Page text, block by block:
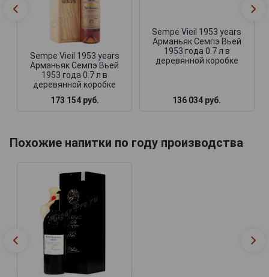
Sempe Vieil 1953 years
Арманьяк Семпэ Вьей
1953 года 0.7 л в
деревянной коробке
173 154 руб.
Sempe Vieil 1953 years
Арманьяк Семпэ Вьей
1953 года 0.7 л в
деревянной коробке
136 034 руб.
Похожие напитки по году производства